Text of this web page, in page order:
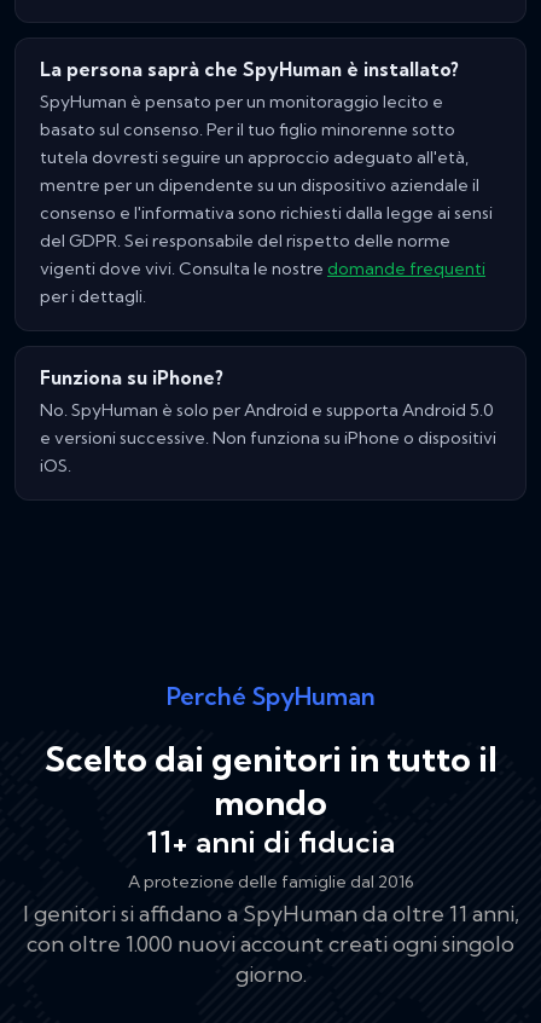
La persona saprà che SpyHuman è installato?
SpyHuman è pensato per un monitoraggio lecito e
basato sul consenso. Per il tuo figlio minorenne sotto
tutela dovresti seguire un approccio adeguato all'età,
mentre per un dipendente su un dispositivo aziendale il
consenso e l'informativa sono richiesti dalla legge ai sensi
del GDPR. Sei responsabile del rispetto delle norme
vigenti dove vivi. Consulta le nostre domande frequenti
per i dettagli.
Funziona su iPhone?
No. SpyHuman è solo per Android e supporta Android 5.0
e versioni successive. Non funziona su iPhone o dispositivi
iOS.
Perché SpyHuman
Scelto dai genitori in tutto il
mondo
11+ anni di fiducia
A protezione delle famiglie dal 2016
I genitori si affidano a SpyHuman da oltre 11 anni,
con oltre 1.000 nuovi account creati ogni singolo
giorno.
ottimizzata